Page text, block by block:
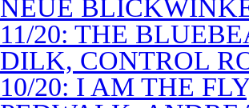
NEUE
11/20: THE
DILK, CONTROL
10/20: I AM THE